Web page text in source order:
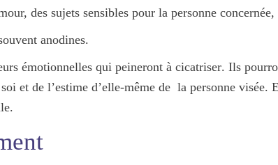
des sujets sensibles pour la personne
anodines.
émotionnelles qui peineront à cicatriser. Ils
et de l’estime d’elle-même de la personne visée.